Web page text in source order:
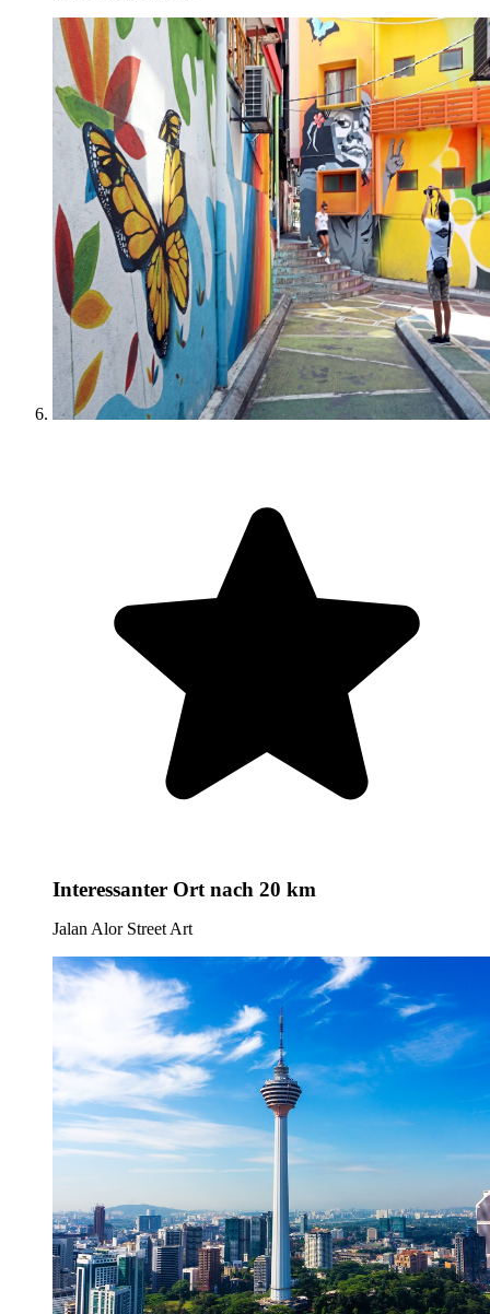
Interessanter Ortnach 20 km
Jalan Alor Street Art